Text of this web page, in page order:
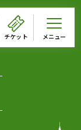
チケット